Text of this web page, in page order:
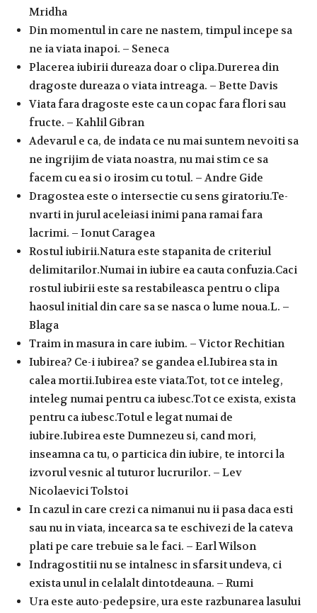
Mridha
Din momentul in care ne nastem, timpul incepe sa
ne ia viata inapoi. – Seneca
Placerea iubirii dureaza doar o clipa.Durerea din
dragoste dureaza o viata intreaga. – Bette Davis
Viata fara dragoste este ca un copac fara flori sau
fructe. – Kahlil Gibran
Adevarul e ca, de indata ce nu mai suntem nevoiti sa
ne ingrijim de viata noastra, nu mai stim ce sa
facem cu ea si o irosim cu totul. – Andre Gide
Dragostea este o intersectie cu sens giratoriu.Te-
nvarti in jurul aceleiasi inimi pana ramai fara
lacrimi. – Ionut Caragea
Rostul iubirii.Natura este stapanita de criteriul
delimitarilor.Numai in iubire ea cauta confuzia.Caci
rostul iubirii este sa restabileasca pentru o clipa
haosul initial din care sa se nasca o lume noua.L. –
Blaga
Traim in masura in care iubim. – Victor Rechitian
Iubirea? Ce-i iubirea? se gandea el.Iubirea sta in
calea mortii.Iubirea este viata.Tot, tot ce inteleg,
inteleg numai pentru ca iubesc.Tot ce exista, exista
pentru ca iubesc.Totul e legat numai de
iubire.Iubirea este Dumnezeu si, cand mori,
inseamna ca tu, o particica din iubire, te intorci la
izvorul vesnic al tuturor lucrurilor. – Lev
Nicolaevici Tolstoi
In cazul in care crezi ca nimanui nu ii pasa daca esti
sau nu in viata, incearca sa te eschivezi de la cateva
plati pe care trebuie sa le faci. – Earl Wilson
Indragostitii nu se intalnesc in sfarsit undeva, ci
exista unul in celalalt dintotdeauna. – Rumi
Ura este auto-pedepsire, ura este razbunarea lasului